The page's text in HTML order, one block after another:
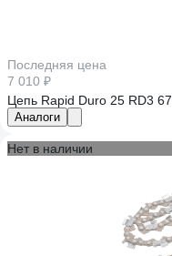
Последняя цена
7 010 ₽
Цепь Rapid Duro 25 RD3
Аналоги
Нет в наличии